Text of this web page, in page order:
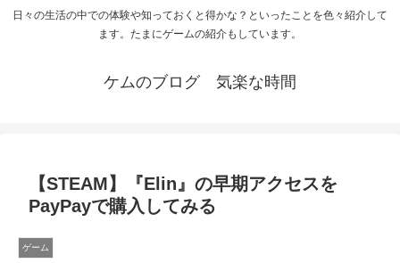
日々の生活の中での体験や知っておくと得かな？といったことを色々紹介して
ます。たまにゲームの紹介もしています。
ケムのブログ 気楽な時間
【STEAM】『Elin』の早期アクセスを
PayPayで購入してみる
ゲーム